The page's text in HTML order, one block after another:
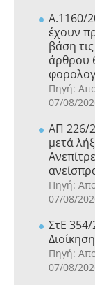
Α.1160/
έχουν
βάση
άρθρου
Πηγή:
07/08/
ΑΠ 226/
μετά
Πηγή:
07/08/
ΣτΕ
Πηγή:
07/08/